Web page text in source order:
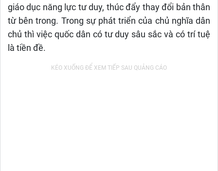
giáo dục năng lực tư duy, thúc đẩy thay đổi bản thân
từ bên trong. Trong sự phát triển của chủ nghĩa dân
chủ thì việc quốc dân có tư duy sâu sắc và có trí tuệ
là tiền đề.